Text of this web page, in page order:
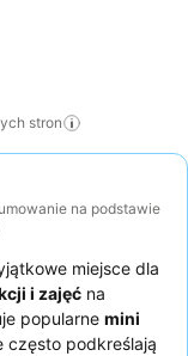
stron
na podstawie
miejsce dla
i zajęć na
popularne mini
często podkreślają